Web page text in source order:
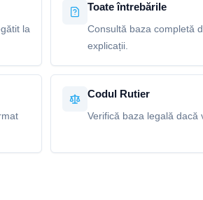
la
Toate întrebările
Consultă baza completă
explicații.
Codul Rutier
Verifică baza legală dacă